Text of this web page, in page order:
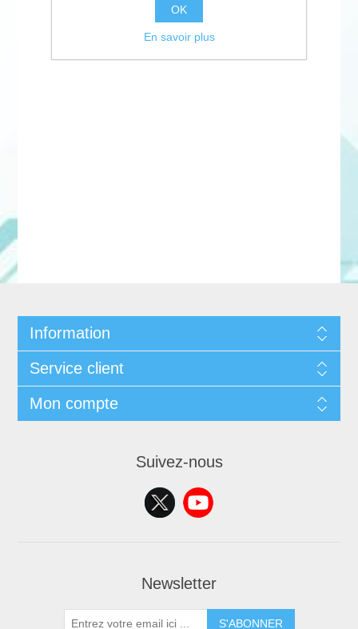
Information
Service client
Mon compte
Suivez-nous
Newsletter
S'ABONNER
OK
En savoir plus